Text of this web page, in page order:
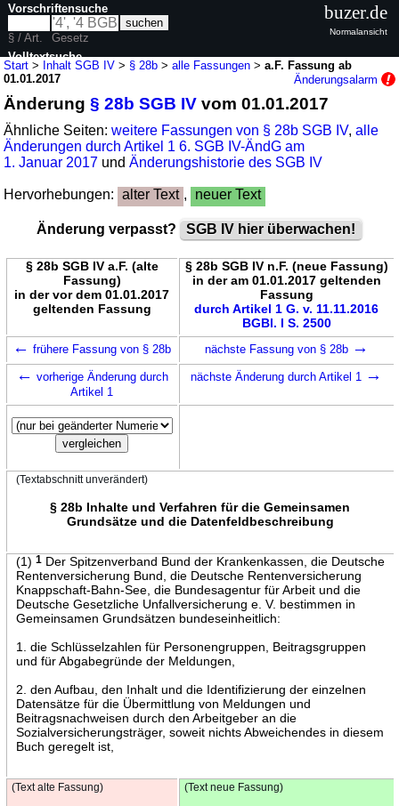
Start > Inhalt SGB IV > § 28b >alle Fassungen >a.F. Fassung ab
01.01.2017
Änderungsalarm
Änderung§ 28b SGB IV vom 01.01.2017
Ähnliche Seiten:weitere Fassungen von § 28b SGB IV,alle
Änderungen durch Artikel 1 6. SGB IV-ÄndG am
1. Januar 2017 undÄnderungshistorie des SGB IV
Hervorhebungen: alter Text , neuer Text
Änderung verpasst? SGB IV hier überwachen!
§ 28b SGB IV a.F. (alte
Fassung)
in der vor dem 01.01.2017
geltenden Fassung
§ 28b SGB IV n.F. (neue Fassung)
in der am 01.01.2017 geltenden
Fassung
durch Artikel 1 G. v. 11.11.2016
BGBl. I S. 2500
← frühere Fassung von § 28b nächste Fassung von § 28b →
← vorherige Änderung durch
Artikel 1
nächste Änderung durch Artikel 1 →
(Textabschnitt unverändert)
§ 28b Inhalte und Verfahren für die Gemeinsamen
Grundsätze und die Datenfeldbeschreibung
(1) 1Der Spitzenverband Bund der Krankenkassen, die Deutsche
Rentenversicherung Bund, die Deutsche Rentenversicherung
Knappschaft-Bahn-See, die Bundesagentur für Arbeit und die
Deutsche Gesetzliche Unfallversicherung e. V. bestimmen in
Gemeinsamen Grundsätzen bundeseinheitlich:
1. die Schlüsselzahlen für Personengruppen, Beitragsgruppen
und für Abgabegründe der Meldungen,
2. den Aufbau, den Inhalt und die Identifizierung der einzelnen
Datensätze für die Übermittlung von Meldungen und
Beitragsnachweisen durch den Arbeitgeber an die
Sozialversicherungsträger, soweit nichts Abweichendes in diesem
Buch geregelt ist,
(Text alte Fassung) (Text neue Fassung)
Vorschriftensuche
§ / Art.
Gesetz
Volltextsuche
buzer.de
Normalansicht